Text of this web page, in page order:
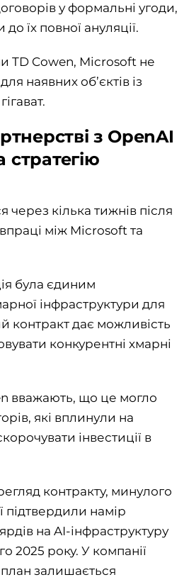
у формальні угоди,
їх повної ануляції.
TD Cowen, Microsoft не
наявних об’єктів із
з OpenAI
через кілька тижнів після
між Microsoft та
була єдиним
інфраструктури для
контракт дає можливість
конкурентні хмарні
вважають, що це могло
які вплинули на
інвестиції в
контракту, минулого
підтвердили намір
на AI-інфраструктуру
2025 року. У компанії
залишається